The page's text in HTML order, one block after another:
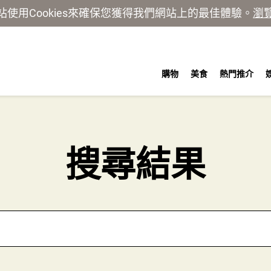
使用Cookies來確保您獲得我們網站上的最佳體驗。 瀏
購物 美食 熱門推介
搜尋結果